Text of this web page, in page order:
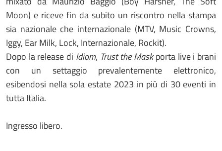
Moon) e riceve fin da subito un riscontro nella stampa
sia nazionale che internazionale (MTV, Music Crowns,
Iggy, Ear Milk, Lock, Internazionale, Rockit).
Dopo la release di Idiom, Trust the Maskporta live i brani
con un settaggio prevalentemente elettronico,
esibendosi nella sola estate 2023 in più di 30 eventi in
tutta Italia.
Ingresso libero.